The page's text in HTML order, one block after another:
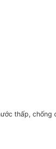
thấp, chống